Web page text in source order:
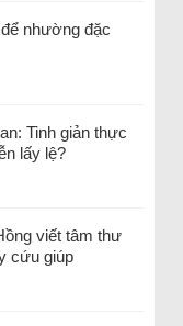
nhường đặc
Tinh giản thực
lấy lệ?
viết tâm thư
cứu giúp